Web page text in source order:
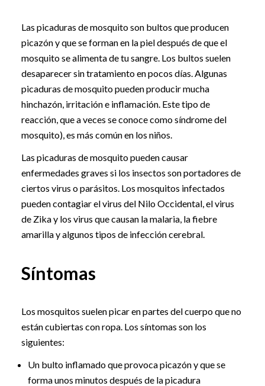
Las picaduras de mosquito son bultos que producen
picazón y que se forman en la piel después de que el
mosquito se alimenta de tu sangre. Los bultos suelen
desaparecer sin tratamiento en pocos días. Algunas
picaduras de mosquito pueden producir mucha
hinchazón, irritación e inflamación. Este tipo de
reacción, que a veces se conoce como síndrome del
mosquito), es más común en los niños.
Las picaduras de mosquito pueden causar
enfermedades graves si los insectos son portadores de
ciertos virus o parásitos. Los mosquitos infectados
pueden contagiar el virus del Nilo Occidental, el virus
de Zika y los virus que causan la malaria, la fiebre
amarilla y algunos tipos de infección cerebral.
Síntomas
Los mosquitos suelen picar en partes del cuerpo que no
están cubiertas con ropa. Los síntomas son los
siguientes:
Un bulto inflamado que provoca picazón y que se
forma unos minutos después de la picadura